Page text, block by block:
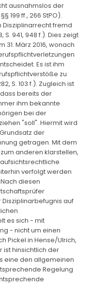
ausnahmslos der
199 ff., 266 StPO).
Disziplinarrecht fremd
S. 941, 948 f.). Dies zeigt
31. März 2016, wonach
Es ist ihm
zu
S. 103 f.). Zugleich ist
dass bereits der
ihm bekannte
bei der
"soll". Hiermit wird
der
getragen. Mit dem
anderen klarstellen,
verfolgt werden
diesen
auf
es sich - mit
- nicht um einen
Pickel in Hense/Ulrich,
ist hinsichtlich der
eine den allgemeinen
Regelung